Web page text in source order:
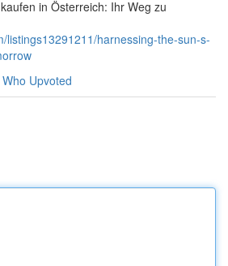
in Österreich: Ihr Weg zu
listings13291211/harnessing-the-sun-s-
Who Upvoted